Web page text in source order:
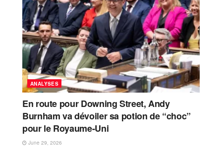
ANALYSES
En route pour Downing Street, Andy
Burnham va dévoiler sa potion de “choc”
pour le Royaume-Uni
June 29, 2026